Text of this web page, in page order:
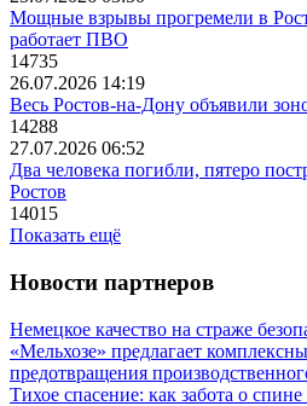
Мощные взрывы прогремели в
работает ПВО
14735
26.07.2026 14:19
Весь Ростов-на-Дону объявили
14288
27.07.2026 06:52
Два человека погибли, пятеро
Ростов
14015
Показать ещё
Новости партнеров
Немецкое качество на страже
«Мельхозе» предлагает
предотвращения
Тихое спасение: как забота о